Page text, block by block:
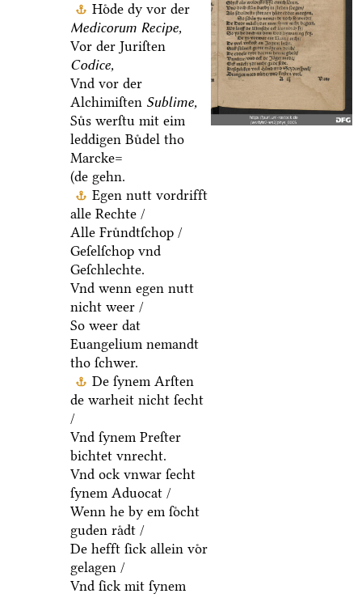
Hoͤde dy vor der
Medicorum Recipe,
Vor der Juriſten
Codice,
Vnd vor der
Alchimiſten Sublime,
Suͤs werſtu mit eim
leddigen Buͤdel tho
Marcke=
(de gehn.
Egen nutt vordrifft
alle Rechte /
Alle Fruͤndtſchop /
Geſelſchop vnd
Geſchlechte.
Vnd wenn egen nutt
nicht weer /
So weer dat
Euangelium nemandt
tho ſchwer.
De ſynem Arſten
de warheit nicht ſecht
/
Vnd ſynem Preſter
bichtet vnrecht.
Vnd ock vnwar ſecht
ſynem Aduocat /
Wenn he by em ſoͤcht
guden raͤdt /
De hefft ſick allein voͤr
gelagen /
Vnd ſick mit ſynem